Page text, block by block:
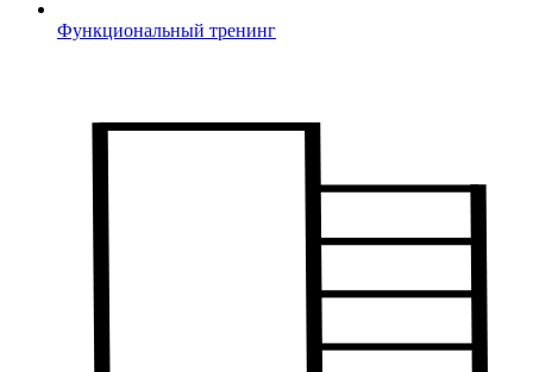
Функциональный тренинг